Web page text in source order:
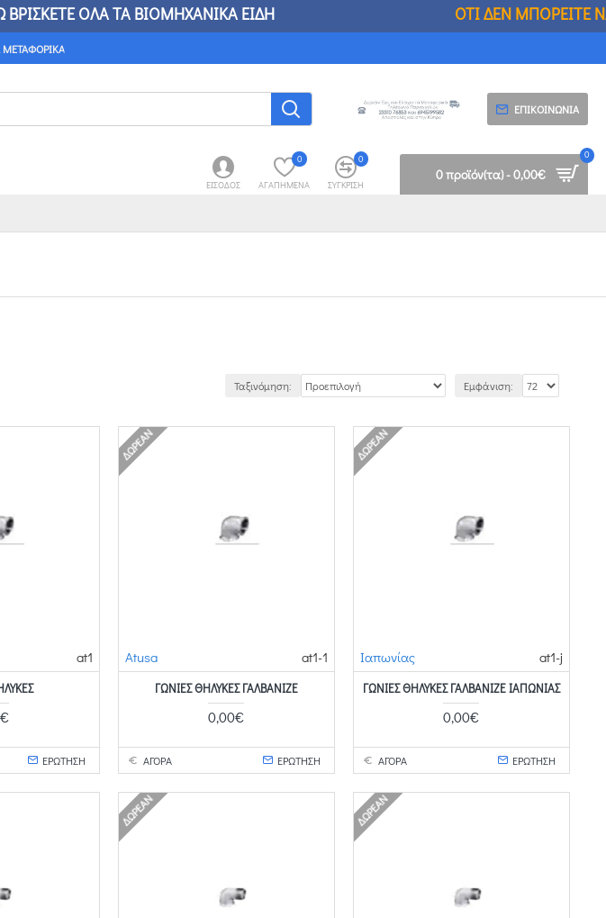
ΕΙΔΗΟΤΙ ΔΕΝ ΜΠΟΡΕΙΤΕ ΝΑ ΒΡΕΙΤΕ ΣΤΟΥΣ ΑΛΛΟΥΣ,ΘΑ
ΜΕΤΑΦΟΡΙΚΆ
ΕΠΙΚΟΙΝΩΝΊΑ
ΕΊΣΟΔΟΣ ΑΓΑΠΗΜΈΝΑ
0
ΣΎΓΚΡΙΣΗ
0
0 προϊόν(τα) - 0,00€
0
Ταξινόμηση: Εμφάνιση:
at1
ΕΡΩΤΗΣΗ
ΔΩΡΕΆΝ
Atusa at1-1
ΓΩΝΊΕΣ ΘΗΛΥΚΈΣ ΓΑΛΒΑΝΙΖΈ
0,00€
ΑΓΟΡΑ ΕΡΩΤΗΣΗ
ΔΩΡΕΆΝ
Ιαπωνίας at1-j
ΓΩΝΊΕΣ ΘΗΛΥΚΈΣ ΓΑΛΒΑΝΙΖΈ ΙΑΠΩΝΊΑΣ
0,00€
ΑΓΟΡΑ ΕΡΩΤΗΣΗ
ΔΩΡΕΆΝ ΔΩΡΕΆΝ